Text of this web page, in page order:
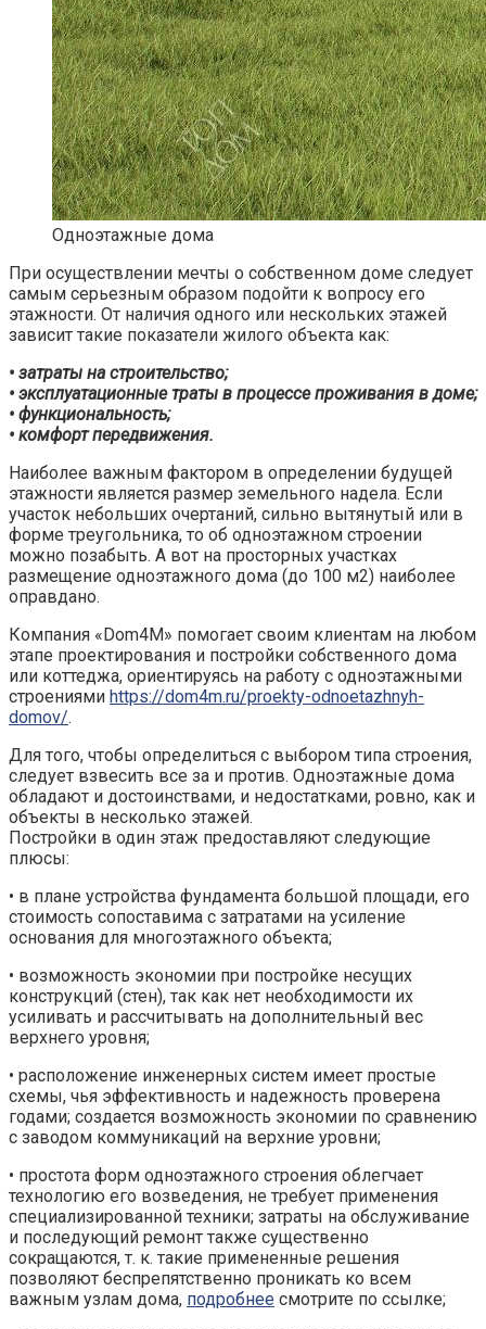
Одноэтажные дома
При осуществлении мечты о собственном доме следует
самым серьезным образом подойти к вопросу его
этажности. От наличия одного или нескольких этажей
зависит такие показатели жилого объекта как:
• затраты на строительство;
• эксплуатационные траты в процессе проживания в доме;
• функциональность;
• комфорт передвижения.
Наиболее важным фактором в определении будущей
этажности является размер земельного надела. Если
участок небольших очертаний, сильно вытянутый или в
форме треугольника, то об одноэтажном строении
можно позабыть. А вот на просторных участках
размещение одноэтажного дома (до 100 м2) наиболее
оправдано.
Компания «Dom4М» помогает своим клиентам на любом
этапе проектирования и постройки собственного дома
или коттеджа, ориентируясь на работу с одноэтажными
строениями https://dom4m.ru/proekty-odnoetazhnyh-
domov/.
Для того, чтобы определиться с выбором типа строения,
следует взвесить все за и против. Одноэтажные дома
обладают и достоинствами, и недостатками, ровно, как и
объекты в несколько этажей.
Постройки в один этаж предоставляют следующие
плюсы:
• в плане устройства фундамента большой площади, его
стоимость сопоставима с затратами на усиление
основания для многоэтажного объекта;
• возможность экономии при постройке несущих
конструкций (стен), так как нет необходимости их
усиливать и рассчитывать на дополнительный вес
верхнего уровня;
• расположение инженерных систем имеет простые
схемы, чья эффективность и надежность проверена
годами; создается возможность экономии по сравнению
с заводом коммуникаций на верхние уровни;
• простота форм одноэтажного строения облегчает
технологию его возведения, не требует применения
специализированной техники; затраты на обслуживание
и последующий ремонт также существенно
сокращаются, т. к. такие примененные решения
позволяют беспрепятственно проникать ко всем
важным узлам дома, подробнее смотрите по ссылке;